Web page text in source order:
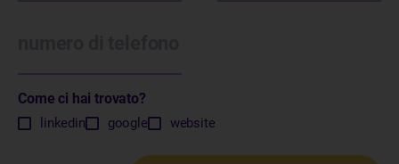
Come ci hai trovato?
linkedin google website